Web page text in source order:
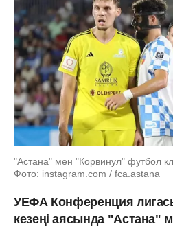
"Астана" мен "Корвинул" футбол
Фото: instagram.com / fca.astana
УЕФА Конференция
кезеңі аясында "Астана"